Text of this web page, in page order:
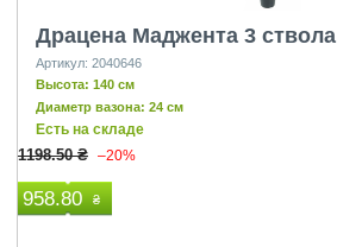
Драцена Маджента 3 ствола
Артикул: 2040646
Высота: 140 см
Диаметр вазона: 24 см
Есть на складе
1198.50 ₴ –20%
958.80 ₴